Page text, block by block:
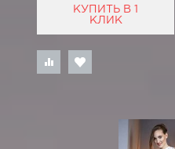
КУПИТЬ В 1
КЛИК